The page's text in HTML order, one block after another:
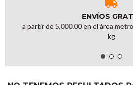
ENVÍOS
a partir de 5,000.00 en el área
kg